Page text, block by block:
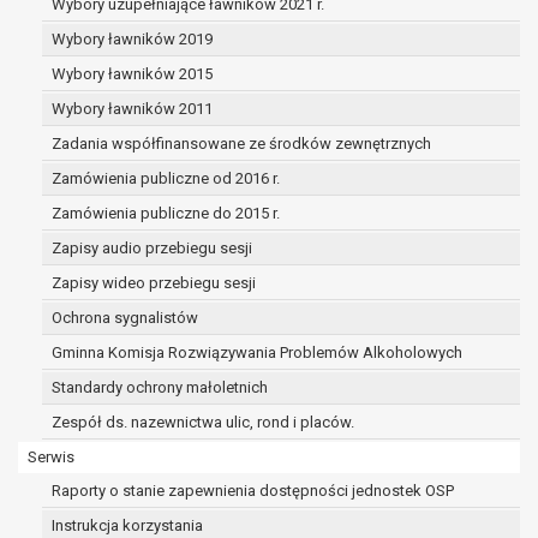
Wybory uzupełniające ławników 2021 r.
Wybory ławników 2019
Wybory ławników 2015
Wybory ławników 2011
Zadania współfinansowane ze środków zewnętrznych
Zamówienia publiczne od 2016 r.
Zamówienia publiczne do 2015 r.
Zapisy audio przebiegu sesji
Zapisy wideo przebiegu sesji
Ochrona sygnalistów
Gminna Komisja Rozwiązywania Problemów Alkoholowych
Standardy ochrony małoletnich
Zespół ds. nazewnictwa ulic, rond i placów.
Serwis
Raporty o stanie zapewnienia dostępności jednostek OSP
Instrukcja korzystania
wynikającego z przepisów prawa;
prawo do żądania ograniczenia
przetwarzania danych osobowych na
podstawie art. 18 RODO, w przypadku gdy:
osoba, której dane dotyczą
kwestionuje prawidłowość danych
osobowych – na okres pozwalający
administratorowi sprawdzić
prawidłowość tych danych,
przetwarzanie danych jest niezgodne
z prawem, a osoba, której dane
dotyczą, sprzeciwia się usunięciu
danych, żądając w zamian ich
ograniczenia,
administrator nie potrzebuje już
ustalenia, obrony lub dochodzenia
roszczeń,